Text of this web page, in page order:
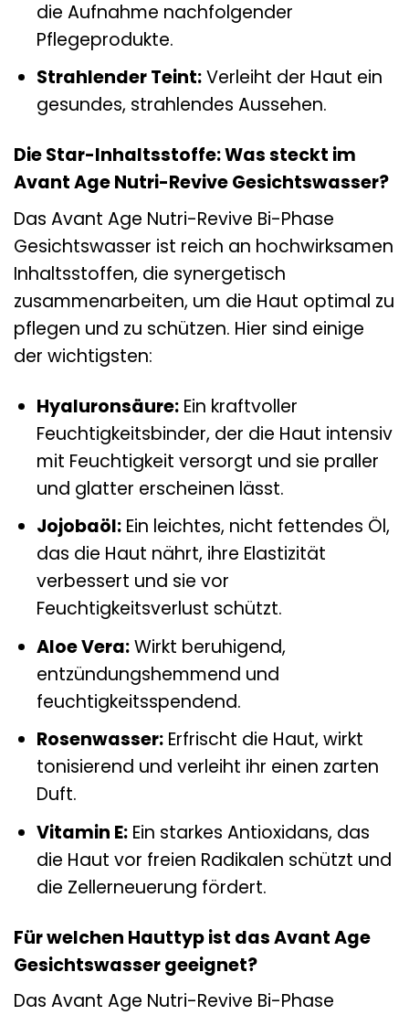
die Aufnahme nachfolgender
Pflegeprodukte.
Strahlender Teint:Verleiht der Haut ein
gesundes, strahlendes Aussehen.
Die Star-Inhaltsstoffe: Was steckt im
Avant Age Nutri-Revive Gesichtswasser?
Das Avant Age Nutri-Revive Bi-Phase
Gesichtswasser ist reich an hochwirksamen
Inhaltsstoffen, die synergetisch
zusammenarbeiten, um die Haut optimal zu
pflegen und zu schützen. Hier sind einige
der wichtigsten:
Hyaluronsäure:Ein kraftvoller
Feuchtigkeitsbinder, der die Haut intensiv
mit Feuchtigkeit versorgt und sie praller
und glatter erscheinen lässt.
Jojobaöl:Ein leichtes, nicht fettendes Öl,
das die Haut nährt, ihre Elastizität
verbessert und sie vor
Feuchtigkeitsverlust schützt.
Aloe Vera:Wirkt beruhigend,
entzündungshemmend und
feuchtigkeitsspendend.
Rosenwasser:Erfrischt die Haut, wirkt
tonisierend und verleiht ihr einen zarten
Duft.
Vitamin E:Ein starkes Antioxidans, das
die Haut vor freien Radikalen schützt und
die Zellerneuerung fördert.
Für welchen Hauttyp ist das Avant Age
Gesichtswasser geeignet?
Das Avant Age Nutri-Revive Bi-Phase